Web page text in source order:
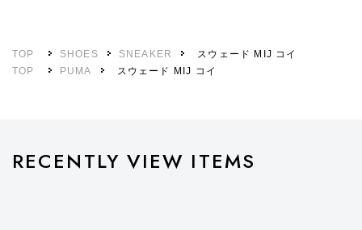
TOP SHOES SNEAKER
スウェード MIJ コイ
TOP
PUMA スウェード MIJ コイ
RECENTLY VIEW ITEMS